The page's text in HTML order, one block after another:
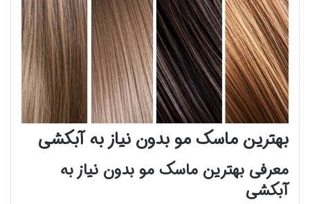
بهترین ماسک مو بدون نیاز به آبکشی
معرفی بهترین ماسک مو بدون نیاز به
آبکشی